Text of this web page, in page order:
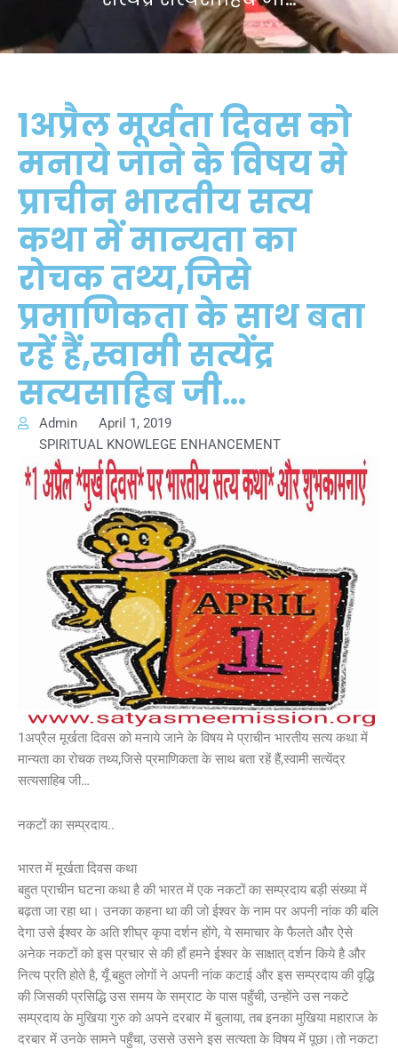
1अप्रैल मूर्खता दिवस को
मनाये जाने के विषय मे
प्राचीन भारतीय सत्य
कथा में मान्यता का
रोचक तथ्य,जिसे
प्रमाणिकता के साथ बता
रहें हैं,स्वामी सत्येंद्र
सत्यसाहिब जी…
Admin
April 1, 2019
SPIRITUAL KNOWLEGE ENHANCEMENT
1अप्रैल मूर्खता दिवस को मनाये जाने के विषय मे प्राचीन भारतीय सत्य कथा में
मान्यता का रोचक तथ्य,जिसे प्रमाणिकता के साथ बता रहें हैं,स्वामी सत्येंद्र
सत्यसाहिब जी…
नकटों का सम्प्रदाय..
भारत में मूर्खता दिवस कथा
बहुत प्राचीन घटना कथा है की भारत में एक नकटों का सम्प्रदाय बड़ी संख्या में
बढ़ता जा रहा था। उनका कहना था की जो ईश्वर के नाम पर अपनी नांक की बलि
देगा उसे ईश्वर के अति शीघ्र कृपा दर्शन होंगे, ये समाचार के फैलते और ऐसे
अनेक नकटों को इस प्रचार से की हाँ हमने ईश्वर के साक्षात् दर्शन किये है और
नित्य प्रति होते है, यूँ बहुत लोगों ने अपनी नांक कटाई और इस सम्प्रदाय की वृद्धि
की जिसकी प्रसिद्धि उस समय के सम्राट के पास पहुँची, उन्होंने उस नकटे
सम्प्रदाय के मुखिया गुरु को अपने दरबार में बुलाया, तब इनका मुखिया महाराज के
दरबार में उनके सामने पहुँचा, उससे उसने इस सत्यता के विषय में पूछा।तो नकटा